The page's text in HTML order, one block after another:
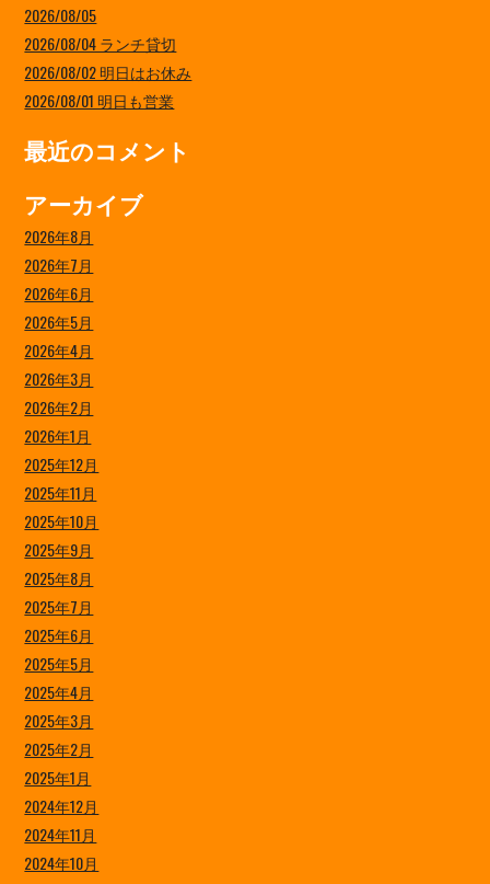
2026/08/05
2026/08/04 ランチ貸切
2026/08/02 明日はお休み
2026/08/01 明日も営業
最近のコメント
アーカイブ
2026年8月
2026年7月
2026年6月
2026年5月
2026年4月
2026年3月
2026年2月
2026年1月
2025年12月
2025年11月
2025年10月
2025年9月
2025年8月
2025年7月
2025年6月
2025年5月
2025年4月
2025年3月
2025年2月
2025年1月
2024年12月
2024年11月
2024年10月